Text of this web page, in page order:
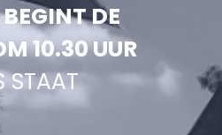
DE
10.30 UUR
STAAT